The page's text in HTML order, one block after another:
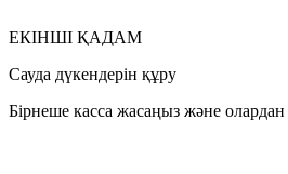
ЕКІНШІ ҚАДАМ
Сауда дүкендерін құру
Бірнеше касса жасаңыз және